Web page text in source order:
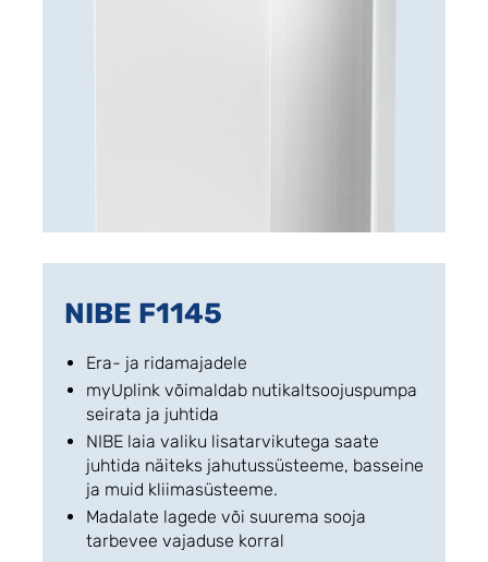
NIBE F1145
Era- ja ridamajadele
myUplink võimaldab nutikaltsoojuspumpa
seirata ja juhtida
NIBE laia valiku lisatarvikutega saate
juhtida näiteks jahutussüsteeme, basseine
ja muid kliimasüsteeme.
Madalate lagede või suurema sooja
tarbevee vajaduse korral